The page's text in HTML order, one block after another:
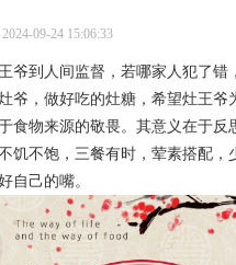
09-24 15:06:33
爷到人间监督，若哪家人犯了错
爷，做好吃的灶糖，希望灶王爷
食物来源的敬畏。其意义在于反
饥不饱，三餐有时，荤素搭配，
自己的嘴。